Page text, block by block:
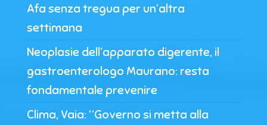
Afa senza tregua per un’altra
settimana
Neoplasie dell’apparato digerente, il
gastroenterologo Maurano: resta
fondamentale prevenire
Clima, Vaia: “Governo si metta alla